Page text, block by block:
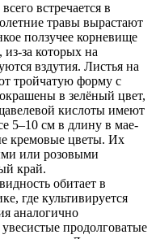
встречается в
травы вырастают
ползучее корневище
за которых на
вздутия. Листья на
тройчатую форму с
в зелёный цвет,
кислоты имеют
5–10 см в длину в мае-
кремовые цветы. Их
или розовыми
край.
обитает в
где культивируется
аналогично
продолговатые